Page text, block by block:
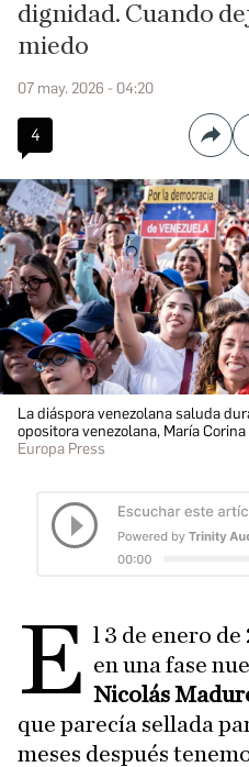
dignidad. Cuando
miedo
07 may. 2026 - 04:20
4
La diáspora venezolana saluda
opositora venezolana, María
Europa Press
E l 3 de enero
en una fase
Nicolás
que parecía sellada
meses después